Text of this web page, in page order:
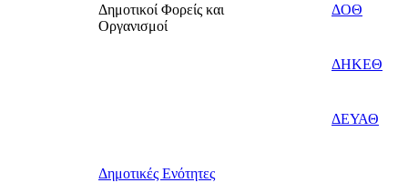
Δημοτικοί Φορείς και
Οργανισμοί
ΔΟΘ
ΔΗΚΕΘ
ΔΕΥΑΘ
Δημοτικές Ενότητες